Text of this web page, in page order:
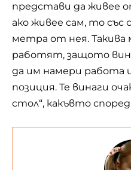
представи да живее
ако живее сам, то със
метра от нея. Такива
работят, защото
да им намери работа
позиция. Те винаги
стол“, какъвто